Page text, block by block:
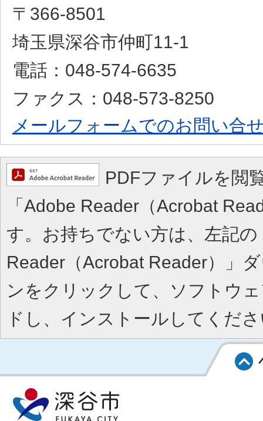
〒366-8501
埼玉県深谷市仲町11-1
電話：048-574-6635
ファクス：048-573-8250
メールフォームでのお問い合
PDFファイルを閲
「Adobe Reader（Acrobat
す。お持ちでない方は、左記の
Reader（Acrobat Reader）」
ンをクリックして、ソフトウ
ドし、インストールしてくだ